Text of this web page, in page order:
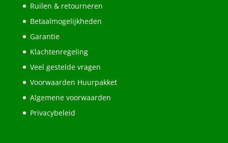
Ruilen & retourneren
Betaalmogelijkheden
Garantie
Klachtenregeling
Veel gestelde vragen
Voorwaarden Huurpakket
Algemene voorwaarden
Privacybeleid